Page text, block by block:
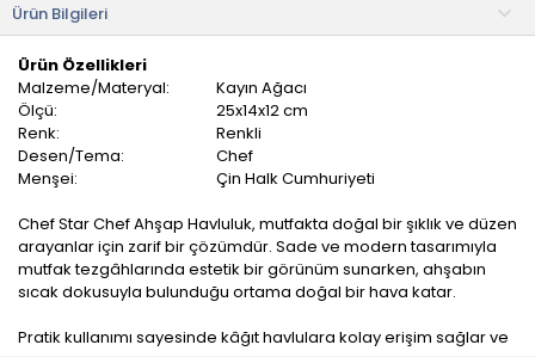
Ürün Bilgileri
Ürün Özellikleri
Malzeme/Materyal:
Kayın Ağacı
Ölçü:
25x14x12 cm
Renk:
Renkli
Desen/Tema:
Chef
Menşei:
Çin Halk Cumhuriyeti
Chef Star Chef Ahşap Havluluk, mutfakta doğal bir şıklık ve düzen
arayanlar için zarif bir çözümdür. Sade ve modern tasarımıyla
mutfak tezgâhlarında estetik bir görünüm sunarken, ahşabın
sıcak dokusuyla bulunduğu ortama doğal bir hava katar.
Pratik kullanımı sayesinde kâğıt havlulara kolay erişim sağlar ve